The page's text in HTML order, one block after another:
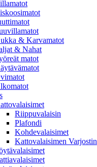
& Karvamatot
& Nahat
matot
Riippuvalaisin
Plafondi
Kohdevalaisimet
Kattovalaisimen Varjostin